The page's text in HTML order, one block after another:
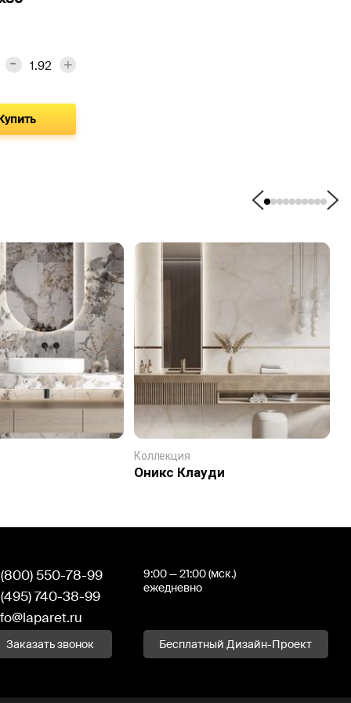
Коллекция
Оникс Клауди
550-78-99
740-38-99
9:00 — 21:00 (мск.)
ежедневно
Заказать звонок Бесплатный Дизайн-Проект